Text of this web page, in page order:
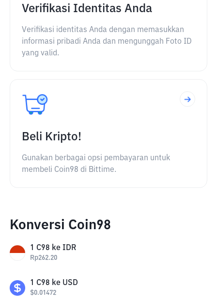
Verifikasi Identitas Anda
Verifikasi identitas Anda dengan memasukkan
informasi pribadi Anda dan mengunggah Foto ID
yang valid.
Beli Kripto!
Gunakan berbagai opsi pembayaran untuk
membeli Coin98 di Bittime.
Konversi Coin98
1 C98 ke IDR
Rp262.20
1 C98 ke USD
$0.01472